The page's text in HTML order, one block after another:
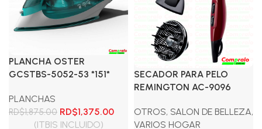
PLANCHA OSTER
GCSTBS-5052-53 *151*
PLANCHAS
RD$1,875.00 El
precio
RD$1,375.00El
precio
(ITBIS INCLUIDO)
SECADOR PARA PELO
REMINGTON AC-9096
OTROS, SALON DE BELLEZA,
VARIOS HOGAR